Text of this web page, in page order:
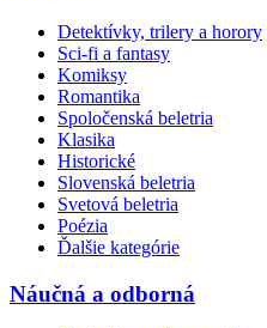
Detektívky, trilery a horory
Sci-fi a fantasy
Komiksy
Romantika
Spoločenská beletria
Klasika
Historické
Slovenská beletria
Svetová beletria
Poézia
Ďalšie kategórie
Náučná a odborná